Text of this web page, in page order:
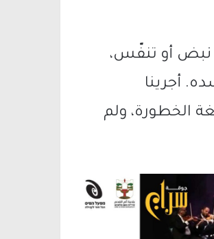
نبض أو تنفّس،
أجرينا
الخطورة، ولم